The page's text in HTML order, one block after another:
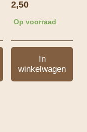
2,50
Op voorraad
In
winkelwagen